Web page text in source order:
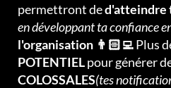
permettront ded'atteindre
en développant ta confiance
l'organisation 👨🏻‍💻Plus
POTENTIELpour générer
COLOSSALES(tes